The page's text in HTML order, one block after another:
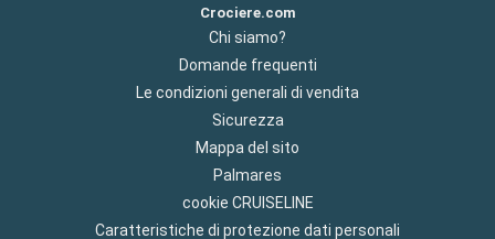
Crociere.com
Chi siamo?
Domande frequenti
Le condizioni generali di vendita
Sicurezza
Mappa del sito
Palmares
cookie CRUISELINE
Caratteristiche di protezione dati personali